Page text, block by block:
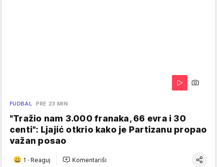
FUDBAL PRE 23 MIN
"Tražio nam 3.000 franaka, 66 evra i 30
centi": Ljajić otkrio kako je Partizanu propao
važan posao
1 · Reaguj Komentariši